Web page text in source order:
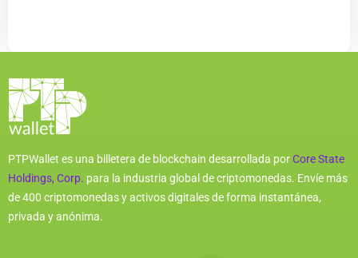
PTPWallet es una billetera de blockchain desarrollada porCore State
Holdings, Corp. para la industria global de criptomonedas. Envíe más
de 400 criptomonedas y activos digitales de forma instantánea,
privada y anónima.